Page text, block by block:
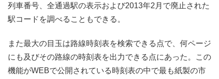
列車番号、全通過駅の表示および2013年2月で廃止された
駅コードを調べることもできる。
また最大の目玉は路線時刻表を検索できる点で、何ページ
にも及びその路線の時刻表を出力できる点にあった。この
機能がWEBで公開されている時刻表の中で最も紙製の市